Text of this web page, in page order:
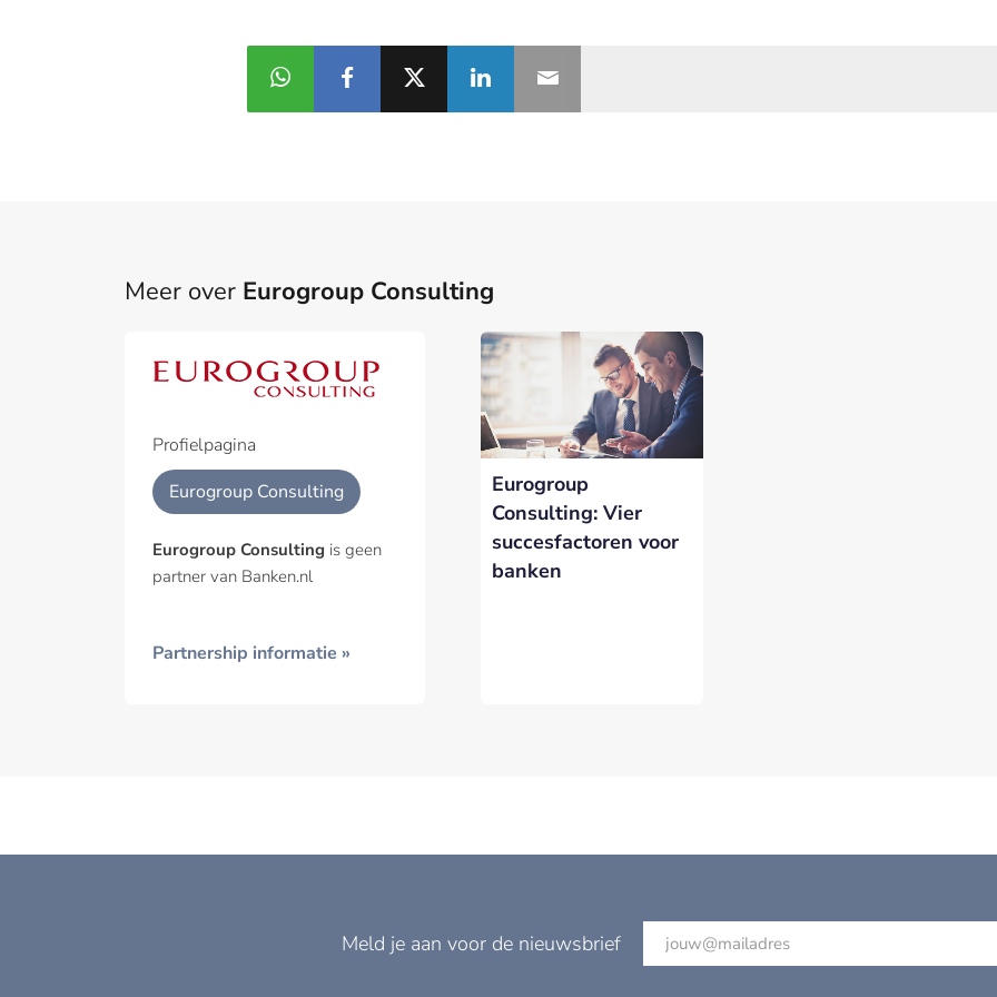
Meer over Eurogroup Consulting
Profielpagina
Eurogroup Consulting
Eurogroup Consulting is geen
partner van Banken.nl
Partnership informatie »
Partnerships bij Banken.nl
Een partnership met Banken.nl biedt diverse mogelijkheden om je merk
het platform voor de Nederlandse bankensector.
Geïnteresseerd in meer informatie?
Eurogroup
Consulting: Vier
succesfactoren voor
banken
Meld je aan voor de nieuwsbrief